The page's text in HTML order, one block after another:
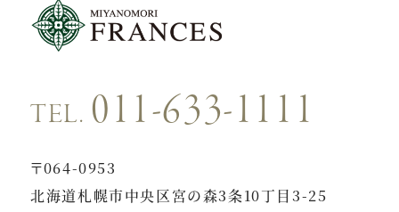
TEL. 011-633-1111
〒064-0953
北海道札幌市中央区宮の森3条10丁目3-25